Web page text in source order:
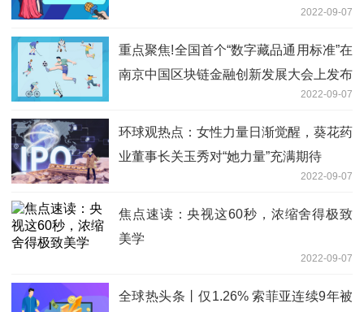
2022-09-07
重点聚焦!全国首个“数字藏品通用标准”在
南京中国区块链金融创新发展大会上发布
2022-09-07
环球观热点：女性力量日渐觉醒，葵花药
业董事长关玉秀对“她力量”充满期待
2022-09-07
焦点速读：央视这60秒，浓缩舍得极致
美学
2022-09-07
全球热头条丨仅1.26% 索菲亚连续9年被